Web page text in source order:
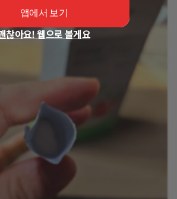
앱에서 보기
찮아요! 웹으로 볼게요